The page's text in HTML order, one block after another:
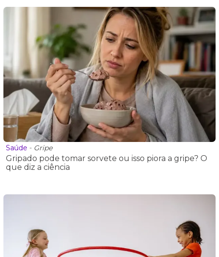
Saúde - Gripe
Gripado pode tomar sorvete ou isso piora a gripe? O
que diz a ciência